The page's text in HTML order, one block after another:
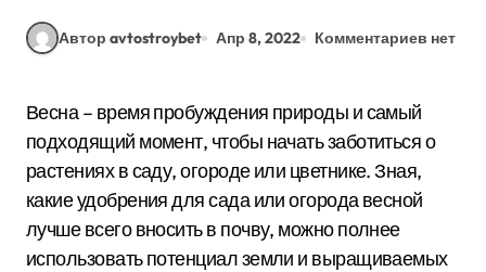
Автор avtostroybet Апр 8, 2022 Комментариев нет
Весна – время пробуждения природы и самый
подходящий момент, чтобы начать заботиться о
растениях в саду, огороде или цветнике. Зная,
какие удобрения для сада или огорода весной
лучше всего вносить в почву, можно полнее
использовать потенциал земли и выращиваемых